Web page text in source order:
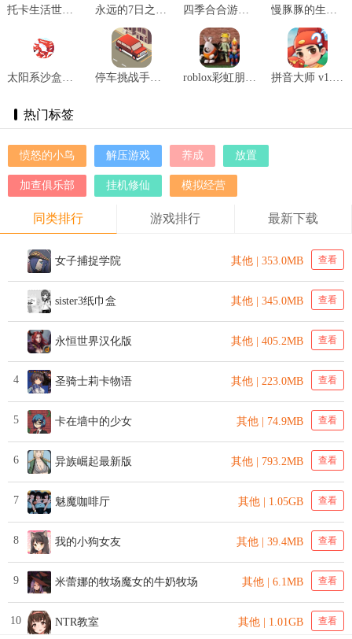
托卡生活世界全解锁版本2025 v1.72 四季合合游戏最新版 v1.1.3
停车挑战手机版 v1.2.5
热门标签
愤怒的小鸟 解压游戏 养成 放置
加查俱乐部 挂机修仙 模拟经营
同类排行 游戏排行 最新下载
女子捕捉学院 其他 | 353.0MB 查看
sister3纸巾盒 其他 | 345.0MB 查看
永恒世界汉化版 其他 | 405.2MB 查看
4 圣骑士莉卡物语 其他 | 223.0MB 查看
5 卡在墙中的少女 其他 | 74.9MB 查看
6 异族崛起最新版 其他 | 793.2MB 查看
7 魅魔咖啡厅 其他 | 1.05GB 查看
8 我的小狗女友 其他 | 39.4MB 查看
9 米蕾娜的牧场魔女的牛奶牧场 其他 | 6.1MB 查看
10 NTR教室 其他 | 1.01GB 查看